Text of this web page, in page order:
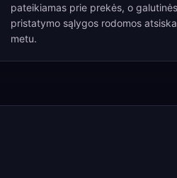
pateikiamas prie prekės, o galutinės
pristatymo sąlygos rodomos
metu.